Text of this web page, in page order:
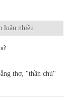
luận nhiều
thơ, "thần chú"